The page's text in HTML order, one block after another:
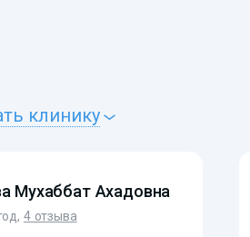
клинику
Мухаббат Ахадовна
4 отзыва